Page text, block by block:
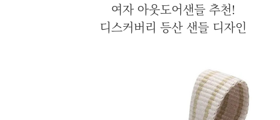
여자 아웃도어샌들 추천!
디스커버리 등산 샌들 디자인